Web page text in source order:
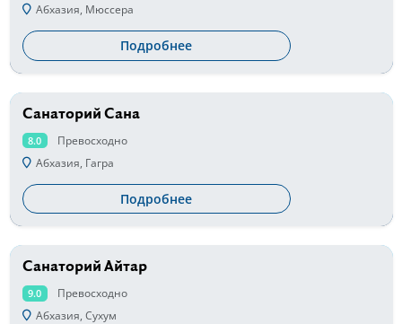
Абхазия, Мюссера
Подробнее
от 1500 руб
Санаторий Сана
8.0
Превосходно
Абхазия, Гагра
Подробнее
от 2400 руб
Санаторий Айтар
9.0
Превосходно
Абхазия, Сухум